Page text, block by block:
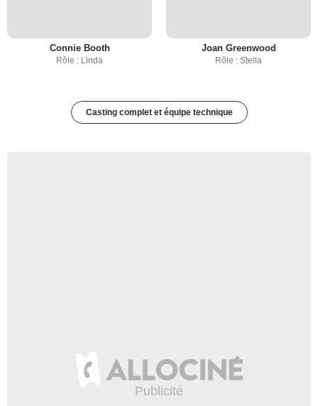
Connie Booth
Rôle : Linda
Joan Greenwood
Rôle : Stella
Casting complet et équipe technique